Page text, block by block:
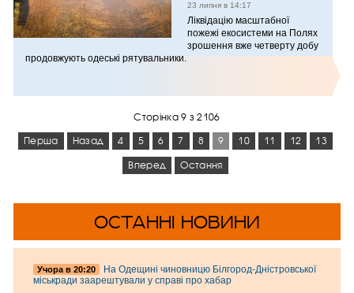
23 липня в 14:17
Ліквідацію масштабної
пожежі екосистеми на Полях
зрошення вже четверту добу
продовжують одеські рятувальники.
Сторінка 9 з 2106
Перша Назад 4 5 6 7 8 9 10 11 12 13
Вперед Остання
ОСТАННІ НОВИНИ
Учора в 20:20
На Одещині чиновницю Білгород-Дністровської
міськради заарештували у справі про хабар